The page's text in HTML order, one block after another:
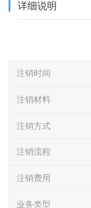
详细说明
注销时间
注销材料
注销方式
注销流程
注销费用
业务类型